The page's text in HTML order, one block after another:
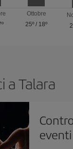
Ottobre
25º / 18º
a Talara
eventi